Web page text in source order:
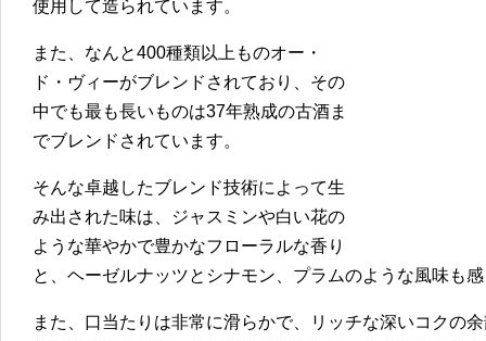
使用して造られています。
また、なんと400種類以上ものオー・
ド・ヴィーがブレンドされており、その
中でも最も長いものは37年熟成の古酒ま
でブレンドされています。
そんな卓越したブレンド技術によって生
み出された味は、ジャスミンや白い花の
ような華やかで豊かなフローラルな香り
と、ヘーゼルナッツとシナモン、プラムのような風味も
また、口当たりは非常に滑らかで、リッチな深いコクの